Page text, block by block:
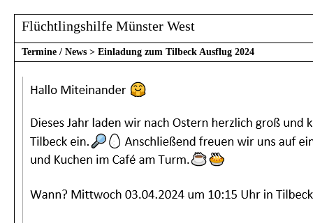
Flüchtlingshilfe Münster West
Termine / News > Einladung zum Tilbeck Ausflug 2024